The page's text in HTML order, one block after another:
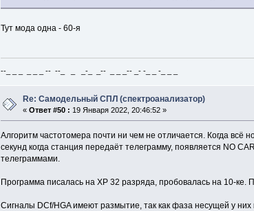
Тут мода одна - 60-я
--_ _ _ _ _ _ -- --_ _ _-_ _-- _ _ _-- _- -_ _ -_ _ _
Re: Самодельный СПЛ (спектроанализатор)
«Ответ #50 : 19 Января 2022, 20:46:52 »
Алгоритм частотомера почти ни чем не отличается. Когда всё
секунд когда станция передаёт телеграмму, появляется NO
телеграммами.
Программа писалась на ХР 32 разряда, пробовалась на 10-ке.
Сигналы DCf/HGA имеют размытие, так как фаза несущей у